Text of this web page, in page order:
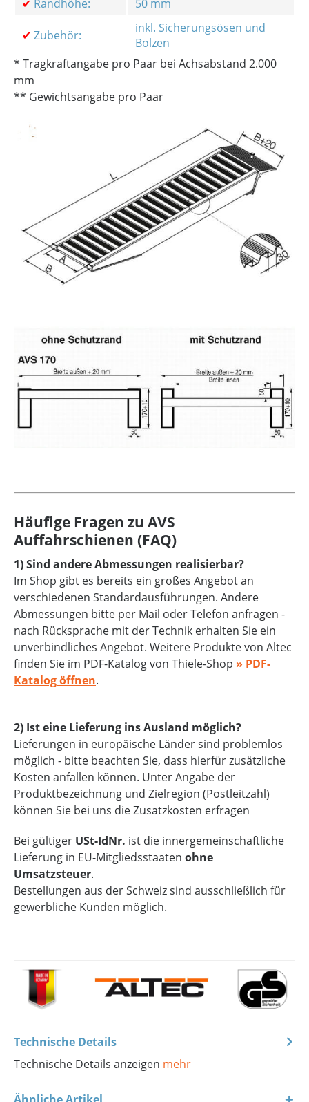
✔ Randhöhe: 50 mm
✔ Zubehör:
inkl. Sicherungsösen und
Bolzen
* Tragkraftangabe pro Paar bei Achsabstand 2.000
mm
** Gewichtsangabe pro Paar
Häufige Fragen zu AVS
Auffahrschienen (FAQ)
1) Sind andere Abmessungen realisierbar?
Im Shop gibt es bereits ein großes Angebot an
verschiedenen Standardausführungen. Andere
Abmessungen bitte per Mail oder Telefon anfragen -
nach Rücksprache mit der Technik erhalten Sie ein
unverbindliches Angebot. Weitere Produkte von Altec
finden Sie im PDF-Katalog von Thiele-Shop » PDF-
Katalog öffnen.
2) Ist eine Lieferung ins Ausland möglich?
Lieferungen in europäische Länder sind problemlos
möglich - bitte beachten Sie, dass hierfür zusätzliche
Kosten anfallen können. Unter Angabe der
Produktbezeichnung und Zielregion (Postleitzahl)
können Sie bei uns die Zusatzkosten erfragen
Bei gültiger USt-IdNr. ist die innergemeinschaftliche
Lieferung in EU-Mitgliedsstaaten ohne
Umsatzsteuer.
Bestellungen aus der Schweiz sind ausschließlich für
gewerbliche Kunden möglich.
Technische Details
Technische Details anzeigen mehr